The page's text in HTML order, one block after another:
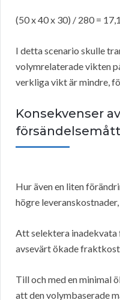
(50 x 40 x 30) / 280 =
I detta scenario skulle
volymrelaterade vikten
verkliga vikt är mindre,
Konsekvenser
försändelsemått
Hur även en liten
högre
Att selektera inadekvata
avsevärt ökade
Till och med en minimal
att den volymbaserade